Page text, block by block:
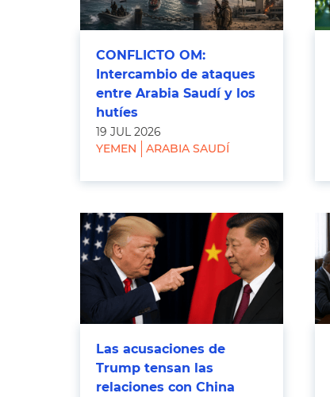
CONFLICTO OM:
Intercambio de ataques
entre Arabia Saudí y los
hutíes
19 JUL 2026
YEMEN
ARABIA SAUDÍ
Las acusaciones de
Trump tensan las
relaciones con China